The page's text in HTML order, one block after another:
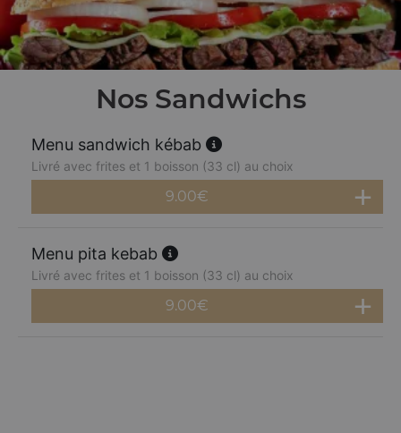
Nos Sandwichs
Menu sandwich kébab
Livré avec frites et 1 boisson (33 cl) au choix
9.00€
Menu pita kebab
Livré avec frites et 1 boisson (33 cl) au choix
9.00€